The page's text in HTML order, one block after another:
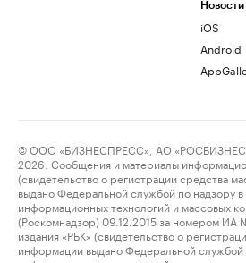
Новости
iOS
Android
© ООО «БИЗНЕСПРЕСС», АО
2026. Сообщения и материалы
(свидетельство о регистрации средства
выдано Федеральной службой по надзору в
информационных технологий и массовых
(Роскомнадзор) 09.12.2015 за номером
издания «РБК» (свидетельство о
информации выдано Федеральной службой